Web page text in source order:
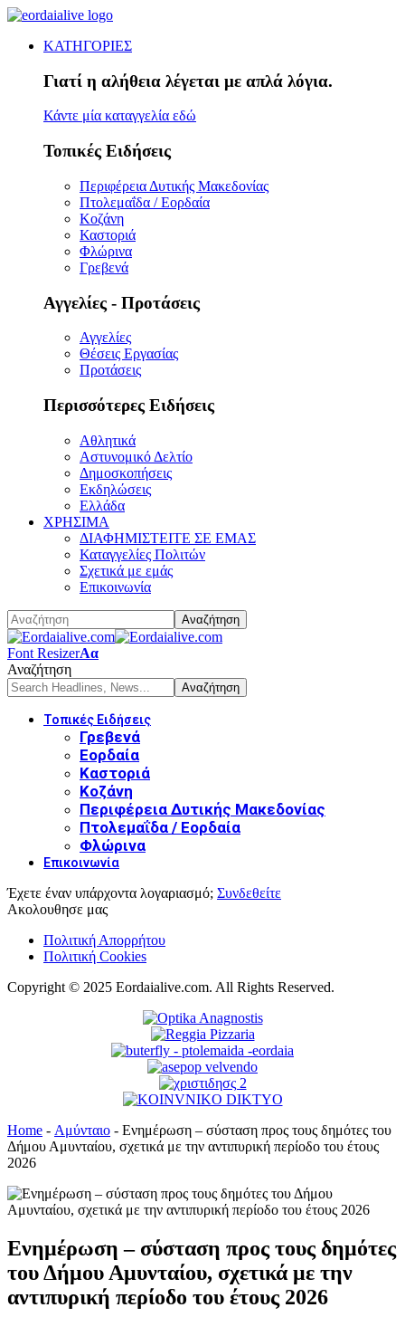
ΚΑΤΗΓΟΡΙΕΣ
Γιατί η αλήθεια λέγεται με απλά λόγια.
Κάντε μία καταγγελία εδώ
Τοπικές Ειδήσεις
Περιφέρεια Δυτικής Μακεδονίας
Πτολεμαΐδα / Εορδαία
Κοζάνη
Καστοριά
Φλώρινα
Γρεβενά
Αγγελίες - Προτάσεις
Αγγελίες
Θέσεις Εργασίας
Προτάσεις
Περισσότερες Ειδήσεις
Αθλητικά
Αστυνομικό Δελτίο
Δημοσκοπήσεις
Εκδηλώσεις
Ελλάδα
ΧΡΗΣΙΜΑ
ΔΙΑΦΗΜΙΣΤΕΙΤΕ ΣΕ ΕΜΑΣ
Καταγγελίες Πολιτών
Σχετικά με εμάς
Επικοινωνία
Font ResizerΑα
Αναζήτηση
Τοπικές Ειδήσεις
Γρεβενά
Εορδαία
Καστοριά
Κοζάνη
Περιφέρεια Δυτικής Μακεδονίας
Πτολεμαΐδα / Εορδαία
Φλώρινα
Επικοινωνία
Έχετε έναν υπάρχοντα λογαριασμό; Συνδεθείτε
Ακολουθησε μας
Πολιτική Απορρήτου
Πολιτική Cookies
Copyright © 2025 Eordaialive.com. All Rights Reserved.
Home - Αμύνταιο - Ενημέρωση – σύσταση προς τους δημότες του
Δήμου Αμυνταίου, σχετικά με την αντιπυρική περίοδο του έτους
2026
Ενημέρωση – σύσταση προς τους δημότες
του Δήμου Αμυνταίου, σχετικά με την
αντιπυρική περίοδο του έτους 2026